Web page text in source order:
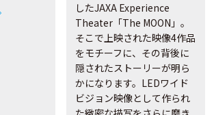
したJAXA Experience
Theater「The MOON」。
そこで上映された映像4作品
をモチーフに、その背後に
隠されたストーリーが明ら
かになります。LEDワイド
ビジョン映像として作られ